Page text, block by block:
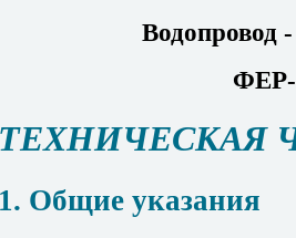
Водопровод
ФЕР-
ТЕХНИЧЕСКАЯ
1. Общие указания